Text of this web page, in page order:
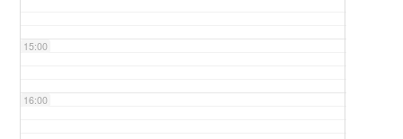
15:00
16:00